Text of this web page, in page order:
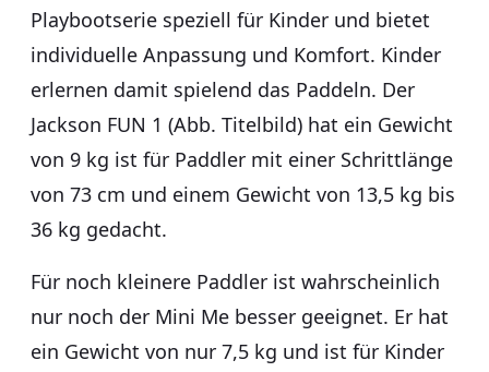
Playbootserie speziell für Kinder und bietet
individuelle Anpassung und Komfort. Kinder
erlernen damit spielend das Paddeln. Der
Jackson FUN 1 (Abb. Titelbild) hat ein Gewicht
von 9 kg ist für Paddler mit einer Schrittlänge
von 73 cm und einem Gewicht von 13,5 kg bis
36 kg gedacht.
Für noch kleinere Paddler ist wahrscheinlich
nur noch der Mini Me besser geeignet. Er hat
ein Gewicht von nur 7,5 kg und ist für Kinder